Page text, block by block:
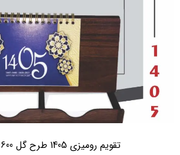
تقویم رومیزی 1405 طرح گل sh-600